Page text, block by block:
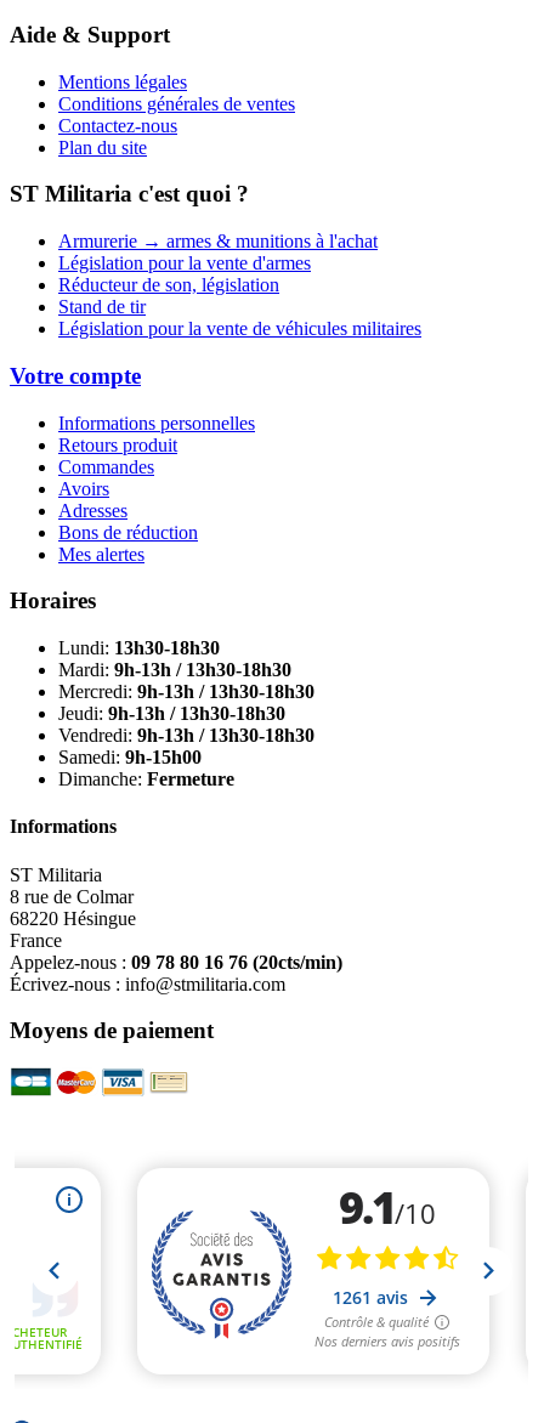
Aide & Support
Mentions légales
Conditions générales de ventes
Contactez-nous
Plan du site
ST Militaria c'est quoi ?
Armurerie → armes & munitions à l'achat
Législation pour la vente d'armes
Réducteur de son, législation
Stand de tir
Législation pour la vente de véhicules militaires
Votre compte
Informations personnelles
Retours produit
Commandes
Avoirs
Adresses
Bons de réduction
Mes alertes
Horaires
Lundi: 13h30-18h30
Mardi: 9h-13h / 13h30-18h30
Mercredi: 9h-13h / 13h30-18h30
Jeudi: 9h-13h / 13h30-18h30
Vendredi: 9h-13h / 13h30-18h30
Samedi: 9h-15h00
Dimanche: Fermeture
Informations
ST Militaria
8 rue de Colmar
68220 Hésingue
France
Appelez-nous : 09 78 80 16 76 (20cts/min)
Écrivez-nous : info@stmilitaria.com
Moyens de paiement